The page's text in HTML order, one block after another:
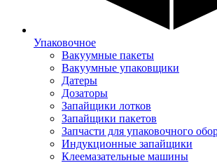
Упаковочное
Вакуумные пакеты
Вакуумные упаковщики
Датеры
Дозаторы
Запайщики лотков
Запайщики пакетов
Запчасти для упаковочного
Индукционные запайщики
Клеемазательные машины